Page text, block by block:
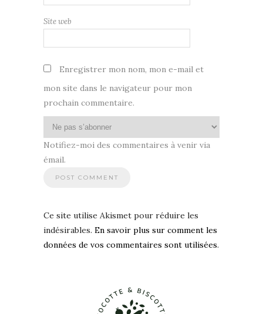
Site web
Enregistrer mon nom, mon e-mail et
mon site dans le navigateur pour mon
prochain commentaire.
Notifiez-moi des commentaires à venir via
émail.
Ce site utilise Akismet pour réduire les
indésirables. En savoir plus sur comment les
données de vos commentaires sont utilisées.